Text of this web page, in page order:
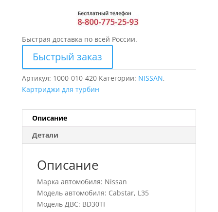
Быстрая доставка по всей России.
Быстрый заказ
Артикул: 1000-010-420 Категории: NISSAN,
Картриджи для турбин
Описание
Детали
Описание
Марка автомобиля: Nissan
Модель автомобиля: Cabstar, L35
Модель ДВС: BD30TI